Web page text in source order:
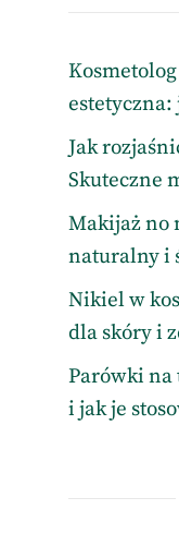
Jak
Skuteczne
Makijaż no
naturalny i
Nikiel w
dla skóry i
Parówki na
i jak je